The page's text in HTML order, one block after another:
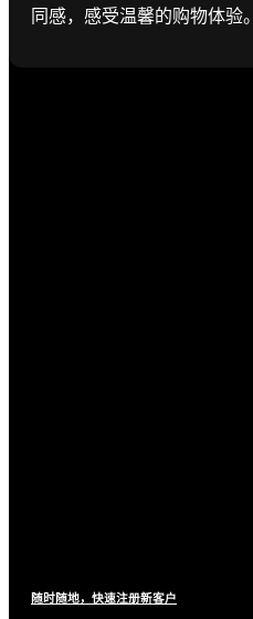
同感，感受温馨的购物体验。
随时随地，快速注册新客户